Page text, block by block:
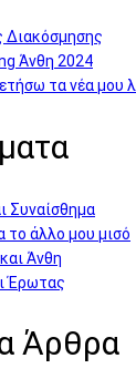
Διακόσμησης
Άνθη 2024
τα νέα μου
Συναίσθημα
το άλλο μου μισό
Άνθη
Έρωτας
Άρθρα